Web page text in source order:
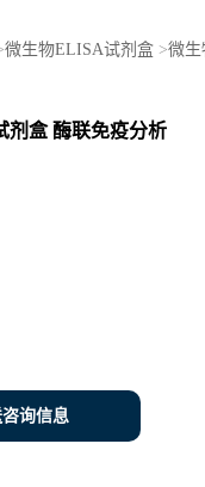
微生物ELISA试剂盒>微生
剂盒 酶联免疫分析
询信息